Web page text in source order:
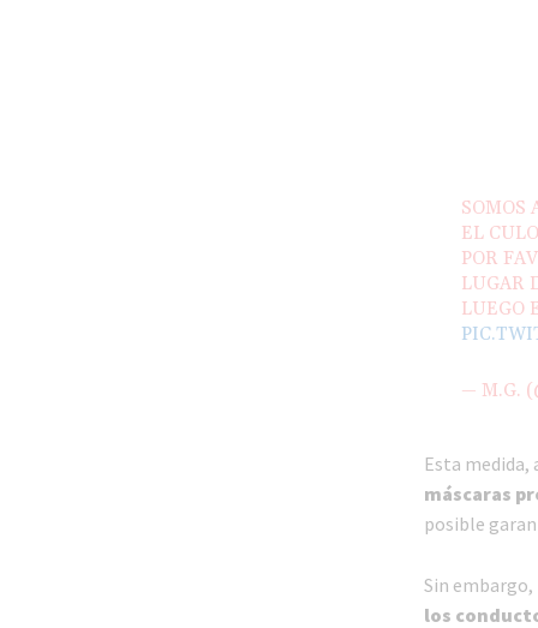
SOMOS
EL
POR
LUGAR
LUEGO
— M.G.
Esta medida,
máscaras
posible
Sin embargo,
los